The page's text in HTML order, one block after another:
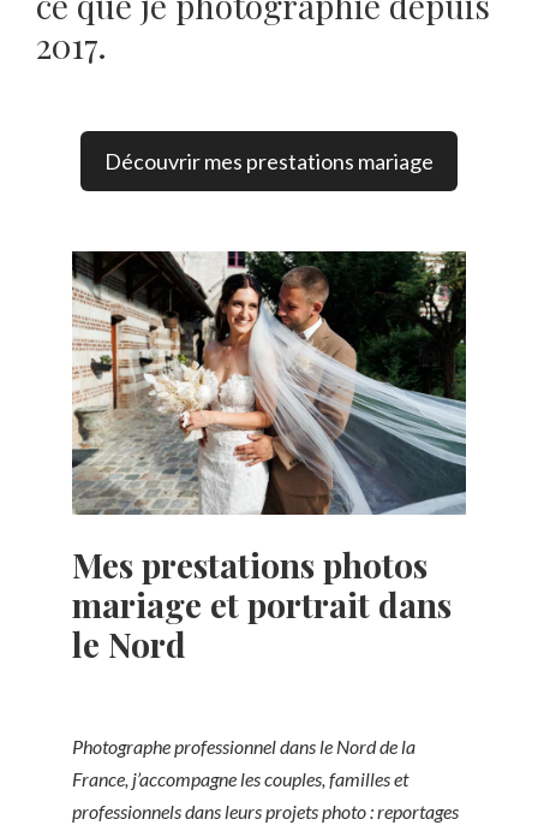
2017.
Découvrir mes prestations mariage
Mesprestations photos
mariage et portrait dans
le Nord
Photographe professionnel dans le Nord de la
France, j’accompagne les couples, familles et
professionnels dans leurs projets photo : reportages